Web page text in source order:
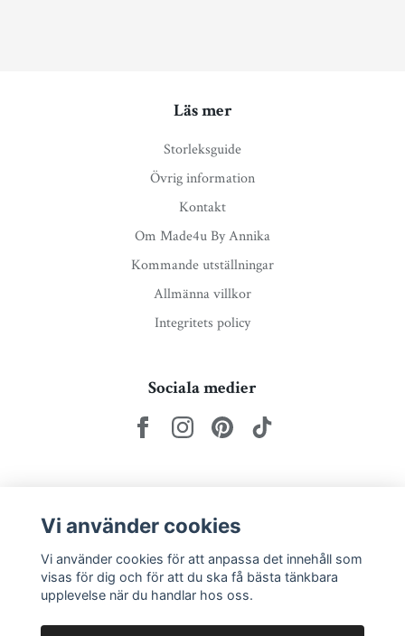
Läs mer
Storleksguide
Övrig information
Kontakt
Om Made4u By Annika
Kommande utställningar
Allmänna villkor
Integritets policy
Sociala medier
Prenumerera
Vi använder cookies
Vi använder cookies för att anpassa det innehåll som
visas för dig och för att du ska få bästa tänkbara
upplevelse när du handlar hos oss.